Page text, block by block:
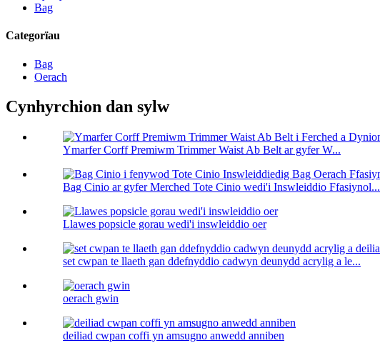
Bag
Categorïau
Bag
Oerach
Cynhyrchion dan sylw
Ymarfer Corff Premiwm Trimmer Waist Ab Belt ar gyfer W...
Bag Cinio ar gyfer Merched Tote Cinio wedi'i Inswleiddio Ffasiynol...
Llawes popsicle gorau wedi'i inswleiddio oer
set cwpan te llaeth gan ddefnyddio cadwyn deunydd acrylig a le...
oerach gwin
deiliad cwpan coffi yn amsugno anwedd anniben